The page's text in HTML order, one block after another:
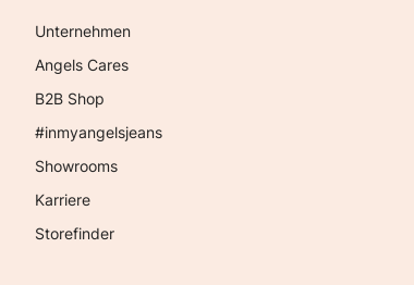
Unternehmen
Angels Cares
B2B Shop
#inmyangelsjeans
Showrooms
Karriere
Storefinder